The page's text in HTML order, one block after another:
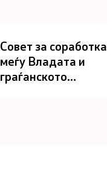
Совет за соработка
меѓу Владата и
граѓанското